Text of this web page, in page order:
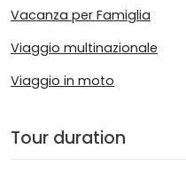
Vacanza per Famiglia
Viaggio multinazionale
Viaggio in moto
Tour duration